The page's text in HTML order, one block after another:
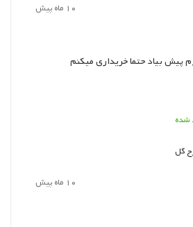
10 ماه پیش
پیش بیاد حتما خریداری میکنم
شده
گل
10 ماه پیش